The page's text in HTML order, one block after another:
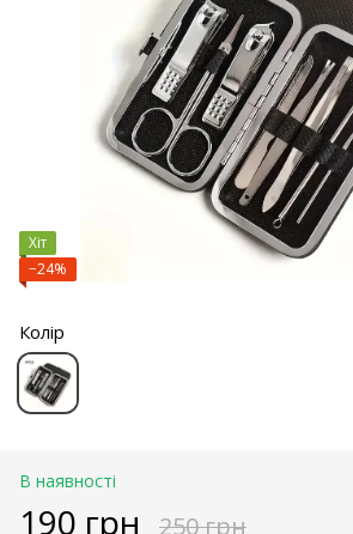
Хіт
−24%
Колір
В наявності
190 грн 250 грн